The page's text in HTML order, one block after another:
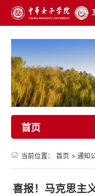
首页
当前位置：首页 >通知
喜报！马克思主